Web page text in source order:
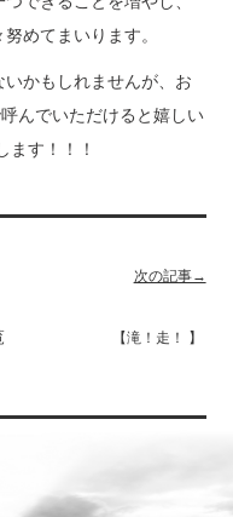
めてまいります。
かもしれませんが、お
んでいただけると嬉しい
ます！！！
次の記事→
【滝！走！ 】